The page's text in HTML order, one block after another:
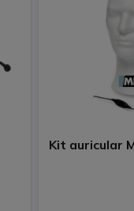
Kit auricular